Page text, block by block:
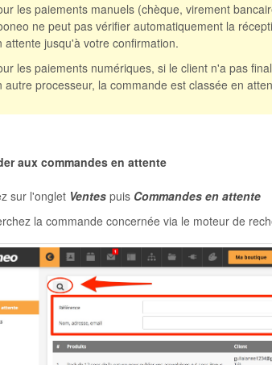
les paiements manuels (chèque, virement
ne peut pas vérifier automatiquement la
attente jusqu'à votre confirmation.
les paiements numériques, si le client n'a pas
autre processeur, la commande est classée en
aux commandes en attente
sur l'onglet Ventespuis Commandes en attente
la commande concernée via le moteur de